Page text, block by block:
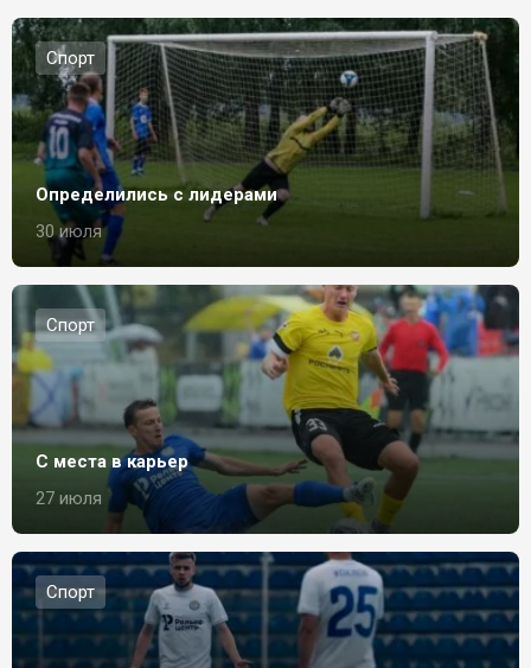
Спорт
Определились с лидерами
30 июля
Спорт
С места в карьер
27 июля
Спорт